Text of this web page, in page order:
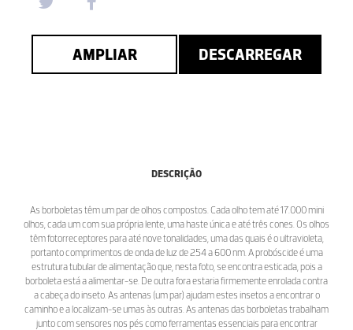
AMPLIAR DESCARREGAR
DESCRIÇÃO
As borboletas têm um par de olhos compostos. Cada olho tem até 17.000 mini
olhos, cada um com sua própria lente, uma haste única e até três cones. Os olhos
têm fotorreceptores para até nove tonalidades, uma das quais é o ultravioleta,
portanto comprimentos de onda de luz de 254 a 600 nm. A probóscide é uma
estrutura tubular de alimentação que, nesta foto, se encontra esticada, pois a
borboleta está a alimentar-se. De outra fora estaria firmemente enrolada contra
a cabeça do inseto. As antenas (um par) ajudam estes insetos a encontrar o
caminho e a localizam-se umas às outras. As antenas das borboletas trabalham
junto com sensores nos pés como ferramentas essenciais para encontrar